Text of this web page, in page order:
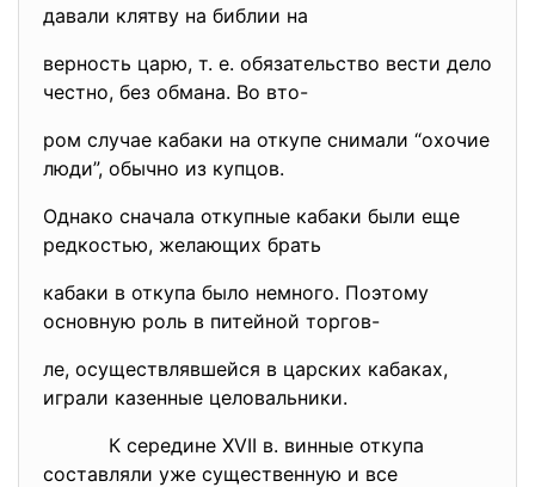
давали клятву на библии на
верность царю, т. е. обязательство вести дело
честно, без обмана. Во вто-
ром случае кабаки на откупе снимали “охочие
люди”, обычно из купцов.
Однако сначала откупные кабаки были еще
редкостью, желающих брать
кабаки в откупа было немного. Поэтому
основную роль в питейной торгов-
ле, осуществлявшейся в царских кабаках,
играли казенные целовальники.
К середине XVII в. винные откупа
составляли уже существенную и все